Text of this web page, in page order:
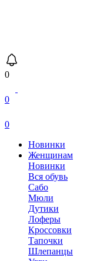
0
0
0
Новинки
Женщинам
Новинки
Вся обувь
Сабо
Мюли
Дутики
Лоферы
Кроссовки
Тапочки
Шлепанцы